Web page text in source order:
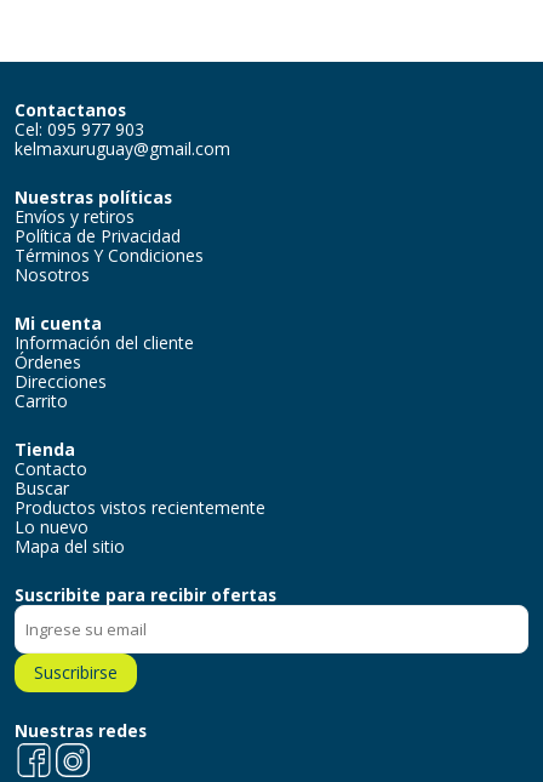
Contactanos
Cel: 095 977 903
kelmaxuruguay@gmail.com
Nuestras políticas
Envíos y retiros
Política de Privacidad
Términos Y Condiciones
Nosotros
Mi cuenta
Información del cliente
Órdenes
Direcciones
Carrito
Tienda
Contacto
Buscar
Productos vistos recientemente
Lo nuevo
Mapa del sitio
Suscribite para recibir ofertas
Suscribirse
Nuestras redes
FacebookInstagram